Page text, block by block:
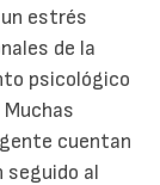
estrés
de la
psicológico
cuentan
seguido al